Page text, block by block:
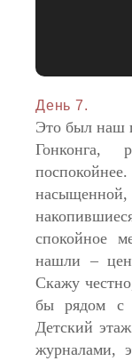
День 7.
Это был наш
Гонконга,
поспокойнее.
насыщенной,
спокойное
нашли –
Скажу
бы рядом
Детский
журналами,